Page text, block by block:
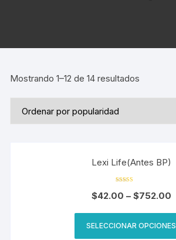
Mostrando 1–12 de 14 resultados
Lexi Life(Antes BP)
4.33
$42.00 – $752.00
SELECCIONAR OPCIONES